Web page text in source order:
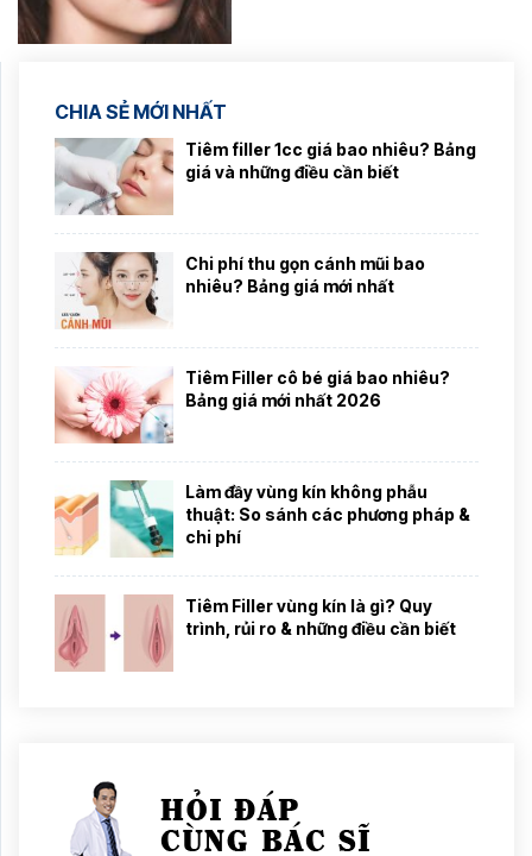
CHIA SẺ MỚI NHẤT
Tiêm filler 1cc giá bao nhiêu? Bảng
giá và những điều cần biết
Chi phí thu gọn cánh mũi bao
nhiêu? Bảng giá mới nhất
Tiêm Filler cô bé giá bao nhiêu?
Bảng giá mới nhất 2026
Làm đầy vùng kín không phẫu
thuật: So sánh các phương pháp &
chi phí
Tiêm Filler vùng kín là gì? Quy
trình, rủi ro & những điều cần biết